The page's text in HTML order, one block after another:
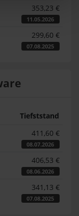
353,23 €
11.05.2026
299,60 €
07.08.2025
Tiefststand
411,60 €
08.07.2026
406,53 €
08.06.2026
341,13 €
07.08.2025